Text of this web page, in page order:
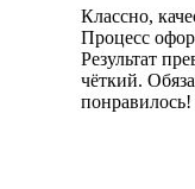
Классно,
Процесс
Результат
чёткий.